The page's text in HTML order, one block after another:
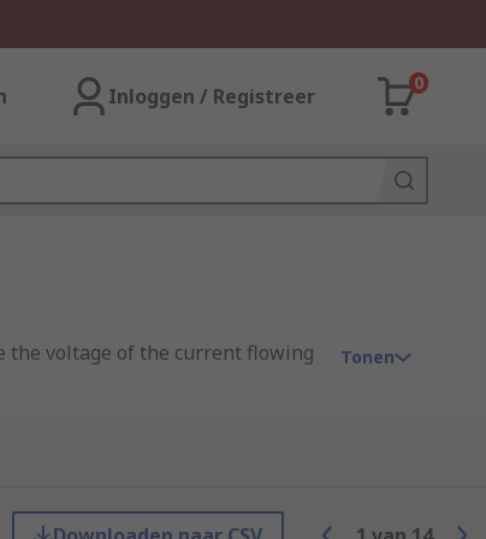
Inloggen / Registreer
0
the voltage of the current flowing
Tonen